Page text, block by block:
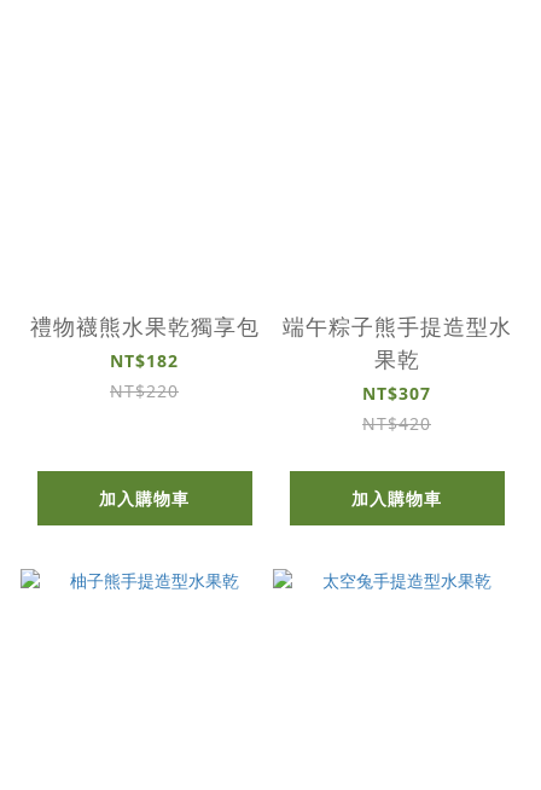
禮物襪熊水果乾獨享包
NT$182
NT$220
加入購物車
端午粽子熊手提造型水
果乾
NT$307
NT$420
加入購物車